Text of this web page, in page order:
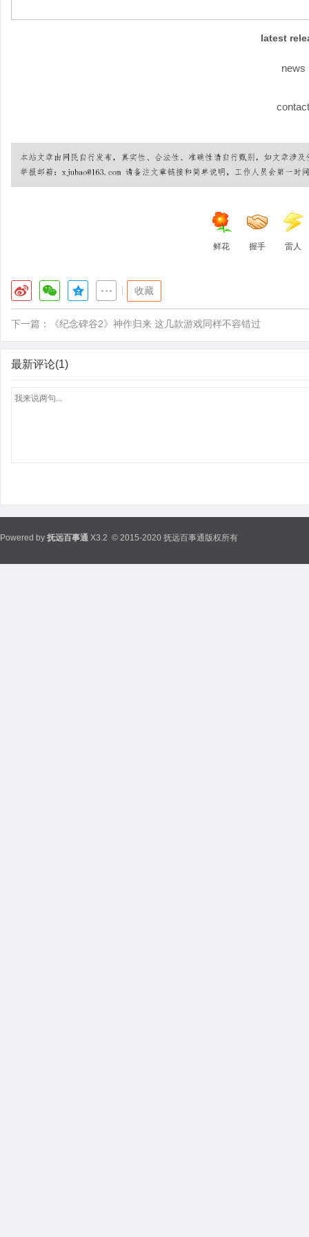
latest
news
contact
鲜花 握手 雷人
收藏
下一篇： 《纪念碑谷2》神作归来 这几款游戏同样不容错过
最新评论(1)
Powered by 抚远百事通 X3.2 © 2015-2020 抚远百事通版权所有